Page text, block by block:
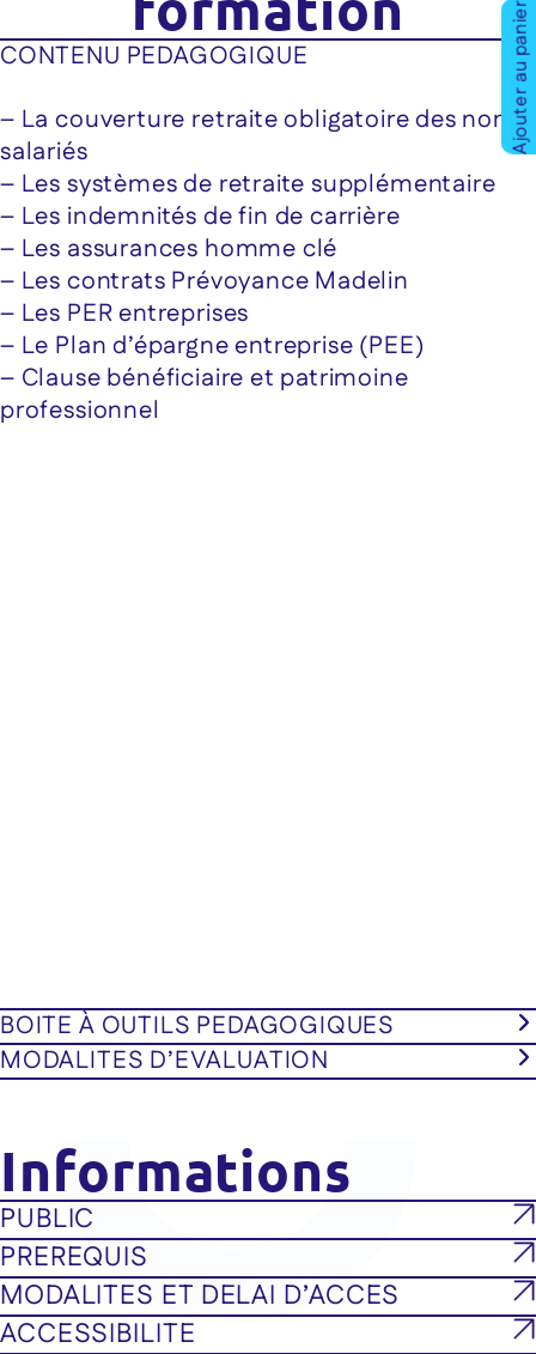
Ajouter au panier
CONTENU PEDAGOGIQUE
– La couverture retraite obligatoire des non-
salariés
– Les systèmes de retraite supplémentaire
– Les indemnités de fin de carrière
– Les assurances homme clé
– Les contrats Prévoyance Madelin
– Les PER entreprises
– Le Plan d’épargne entreprise (PEE)
– Clause bénéficiaire et patrimoine
professionnel
BOITE À OUTILS PEDAGOGIQUES
MODALITES D’EVALUATION
Informations
PUBLIC
PREREQUIS
MODALITES ET DELAI D’ACCES
ACCESSIBILITE